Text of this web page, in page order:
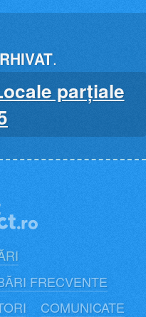
.
parțiale
FRECVENTE
COMUNICATE